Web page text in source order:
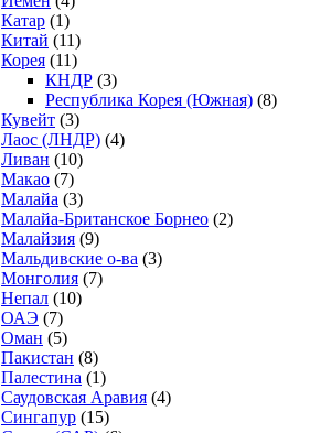
Катар (1)
Китай (11)
Корея (11)
КНДР (3)
Республика Корея (Южная) (8)
Кувейт (3)
Лаос (ЛНДР) (4)
Ливан (10)
Макао (7)
Малайа (3)
Малайа-Британское Борнео (2)
Малайзия (9)
Мальдивские о-ва (3)
Монголия (7)
Непал (10)
ОАЭ (7)
Оман (5)
Пакистан (8)
Палестина (1)
Саудовская Аравия (4)
Сингапур (15)